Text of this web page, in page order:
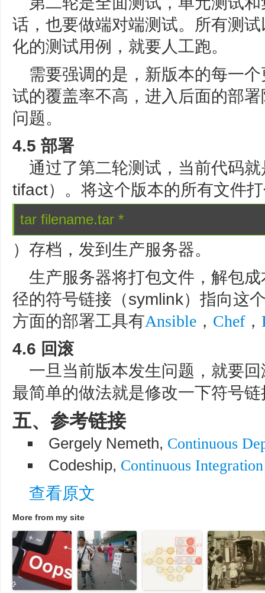
话，也要做端对端测试。所有测
化的测试用例，就要人工跑。
需要强调的是，新版本的每一
试的覆盖率不高，进入后面的部
问题。
4.5 部署
通过了第二轮测试，当前代码
tifact）。将这个版本的所有文件
tar filename.tar *
）存档，发到生产服务器。
生产服务器将打包文件，解包
径的符号链接（symlink）指向这
方面的部署工具有Ansible ， Chef，
4.6 回滚
一旦当前版本发生问题，就要
最简单的做法就是修改一下符号
五、参考链接
Gergely Nemeth, Continuous
Codeship, Continuous
查看原文
More from my site